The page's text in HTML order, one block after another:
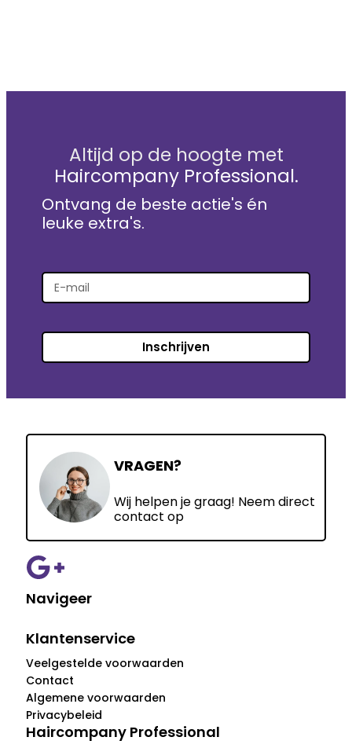
Altijd op de hoogte met
Haircompany Professional.
Ontvang de beste actie's én
leuke extra's.
Inschrijven
VRAGEN?
Wij helpen je graag! Neem direct
contact op
Navigeer
Klantenservice
Veelgestelde voorwaarden
Contact
Algemene voorwaarden
Privacybeleid
Haircompany Professional